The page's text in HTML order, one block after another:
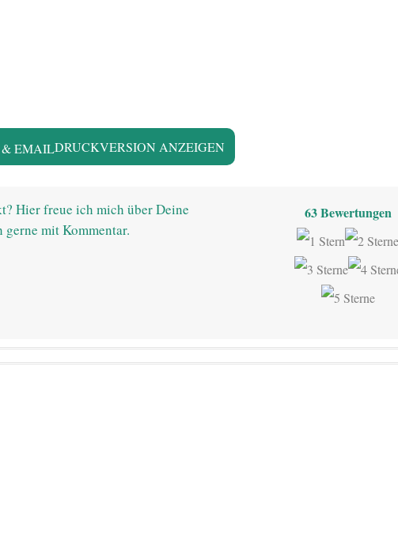
DRUCKVERSION ANZEIGEN
Hier freue ich mich über Deine
mit Kommentar.
63Bewertungen